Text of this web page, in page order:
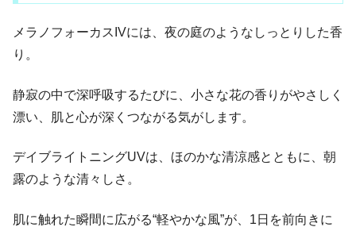
メラノフォーカスIVには、夜の庭のようなしっとりした香
り。
静寂の中で深呼吸するたびに、小さな花の香りがやさしく
漂い、肌と心が深くつながる気がします。
デイブライトニングUVは、ほのかな清涼感とともに、朝
露のような清々しさ。
肌に触れた瞬間に広がる“軽やかな風”が、1日を前向きに